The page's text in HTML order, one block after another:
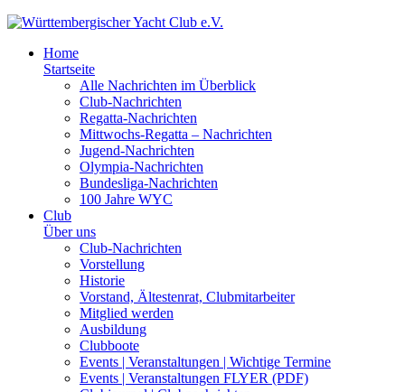
Home
Startseite
Alle Nachrichten im Überblick
Club-Nachrichten
Regatta-Nachrichten
Mittwochs-Regatta – Nachrichten
Jugend-Nachrichten
Olympia-Nachrichten
Bundesliga-Nachrichten
100 Jahre WYC
Club
Über uns
Club-Nachrichten
Vorstellung
Historie
Vorstand, Ältestenrat, Clubmitarbeiter
Mitglied werden
Ausbildung
Clubboote
Events | Veranstaltungen | Wichtige Termine
Events | Veranstaltungen FLYER (PDF)